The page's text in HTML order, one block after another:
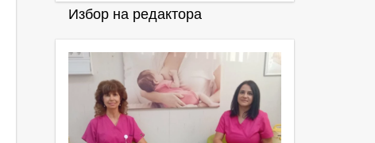
Избор на редактора